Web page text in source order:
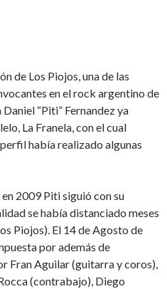
de Los Piojos, una de las
en el rock argentino de
“Piti” Fernandez ya
La Franela, con el cual
había realizado algunas
2009 Piti siguió con su
se había distanciado meses
Piojos). El 14 de Agosto de
por además de
Fran Aguilar (guitarra y coros),
(contrabajo), Diego